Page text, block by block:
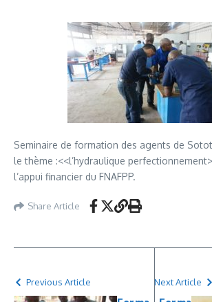
Seminaire de formation des agents de
le thème :<<l’hydraulique
l’appui financier du FNAFPP.
Share Article
Previous Article Next Article